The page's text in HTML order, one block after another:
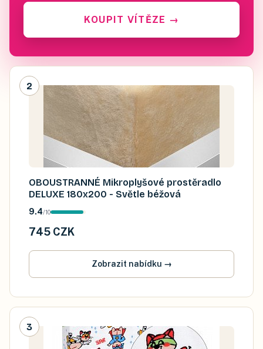
KOUPIT VÍTĚZE →
2
OBOUSTRANNÉ Mikroplyšové prostěradlo
DELUXE 180x200 - Světle béžová
9.4/10
745 CZK
Zobrazit nabídku →
3